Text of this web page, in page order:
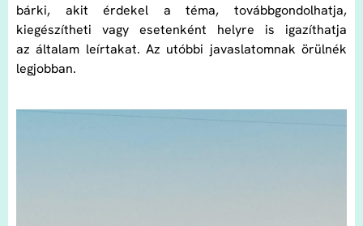
bárki, akit érdekel a téma, továbbgondolhatja,
kiegészítheti vagy esetenként helyre is igazíthatja
az általam leírtakat. Az utóbbi javaslatomnak örülnék
legjobban.